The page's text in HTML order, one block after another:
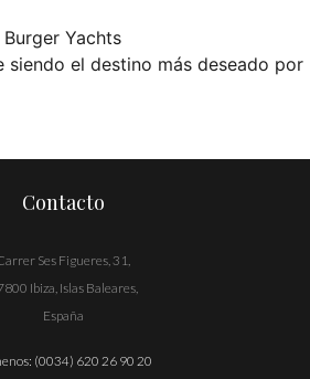
Yachts
siendo el destino más deseado por
Contacto
Ses Figueres, 31,
Ibiza, Islas Baleares,
España
(0034) 620 26 90 20